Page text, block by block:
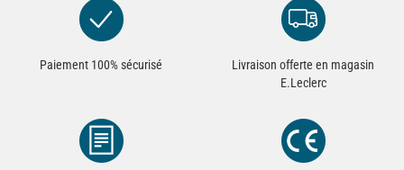
Paiement 100% sécurisé
Livraison offerte en magasin
E.Leclerc